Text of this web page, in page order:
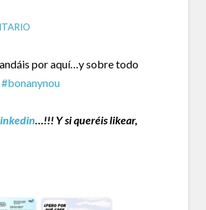
por aquí…y sobre todo
#bonanynou
…!!! Y si queréis likear,